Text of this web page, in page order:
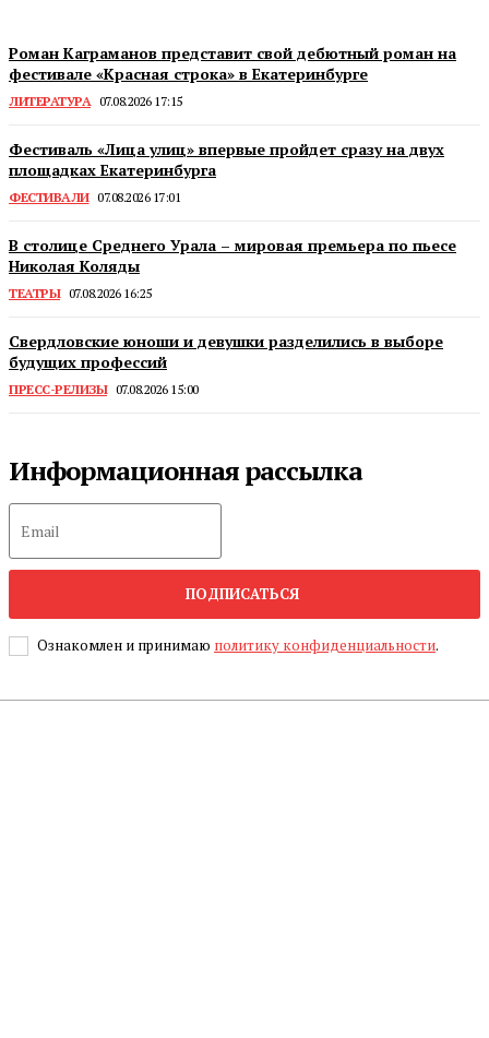
Роман Каграманов представит свой дебютный роман на
фестивале «Красная строка» в Екатеринбурге
ЛИТЕРАТУРА 07.08.2026 17:15
Фестиваль «Лица улиц» впервые пройдет сразу на двух
площадках Екатеринбурга
ФЕСТИВАЛИ 07.08.2026 17:01
В столице Среднего Урала – мировая премьера по пьесе
Николая Коляды
ТЕАТРЫ 07.08.2026 16:25
Свердловские юноши и девушки разделились в выборе
будущих профессий
ПРЕСС-РЕЛИЗЫ 07.08.2026 15:00
Информационная рассылка
ПОДПИСАТЬСЯ
Ознакомлен и принимаю политику конфиденциальности.